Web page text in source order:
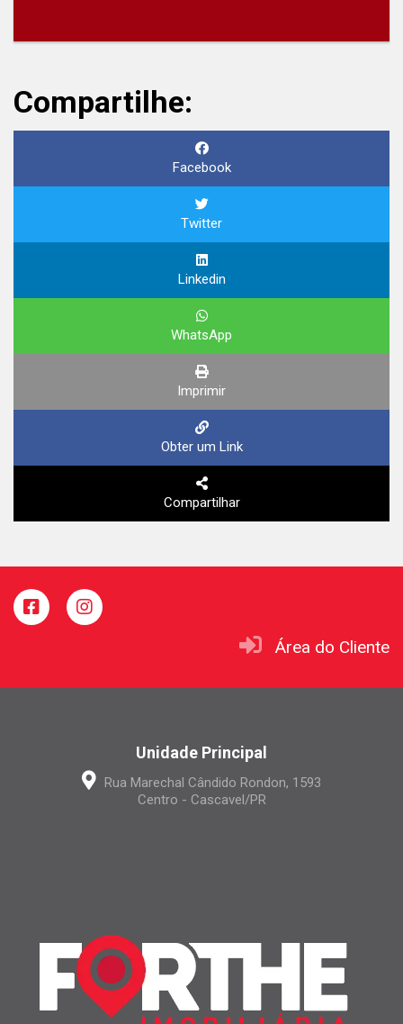
Compartilhe:
Facebook
Twitter
Linkedin
WhatsApp
Imprimir
Obter um Link
Compartilhar
Área do Cliente
Unidade Principal
Rua Marechal Cândido Rondon, 1593
Centro - Cascavel/PR